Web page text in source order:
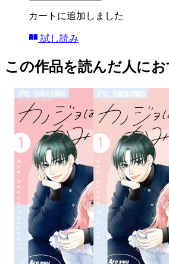
カートに追加しました
試し読み
この作品を読んだ人に